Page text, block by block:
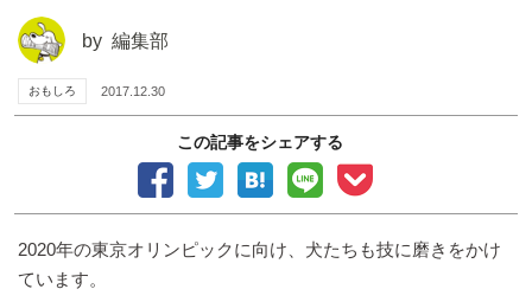
by 編集部
おもしろ 2017.12.30
この記事をシェアする
2020年の東京オリンピックに向け、犬たちも技に磨きをかけ
ています。